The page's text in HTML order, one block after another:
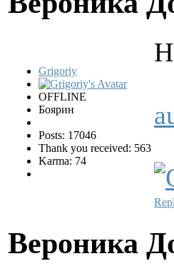
Grigoriy
OFFLINE
Боярин
Posts: 17046
Thank you received: 563
Karma: 74
Вероника